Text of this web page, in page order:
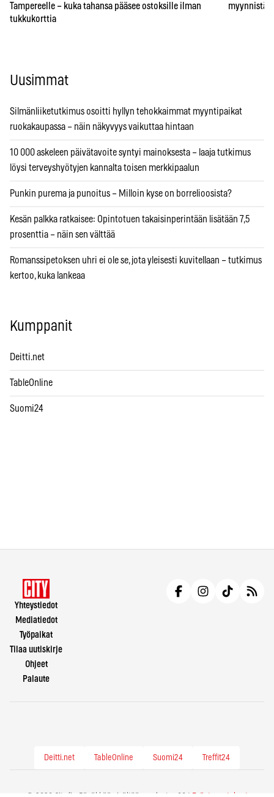
Tampereelle – kuka tahansa pääsee ostoksille ilman
tukkukorttia
myynnistä
Uusimmat
Silmänliiketutkimus osoitti hyllyn tehokkaimmat myyntipaikat
ruokakaupassa – näin näkyvyys vaikuttaa hintaan
10 000 askeleen päivätavoite syntyi mainoksesta – laaja tutkimus
löysi terveyshyötyjen kannalta toisen merkkipaalun
Punkin purema ja punoitus – Milloin kyse on borrelioosista?
Kesän palkka ratkaisee: Opintotuen takaisinperintään lisätään 7,5
prosenttia – näin sen välttää
Romanssipetoksen uhri ei ole se, jota yleisesti kuvitellaan – tutkimus
kertoo, kuka lankeaa
Kumppanit
Deitti.net
TableOnline
Suomi24
Yhteystiedot
Mediatiedot
Työpaikat
Tilaa uutiskirje
Ohjeet
Palaute
Deitti.net TableOnline Suomi24 Treffit24